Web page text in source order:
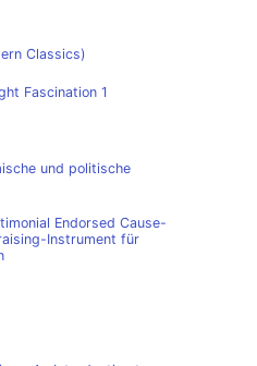
Classics)
Fascination 1
und politische
Endorsed Cause-
Instrument für